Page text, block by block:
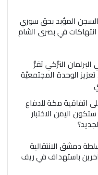
المؤبد بحق سوري
في بصرى الشام
التُّركي تقرُّ
الوحدة المجتمعيَّة
اتفاقية مكة للدفاع
اليمن الاختبار
دمشق الانتقالية
باستهداف في ريف